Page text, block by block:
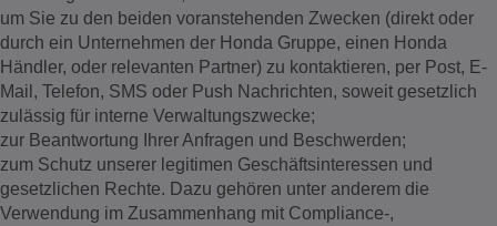
um Sie zu den beiden voranstehenden Zwecken (direkt oder
durch ein Unternehmen der Honda Gruppe, einen Honda
Händler, oder relevanten Partner) zu kontaktieren, per Post, E-
Mail, Telefon, SMS oder Push Nachrichten, soweit gesetzlich
zulässig für interne Verwaltungszwecke;
zur Beantwortung Ihrer Anfragen und Beschwerden;
zum Schutz unserer legitimen Geschäftsinteressen und
gesetzlichen Rechte. Dazu gehören unter anderem die
Verwendung im Zusammenhang mit Compliance-,